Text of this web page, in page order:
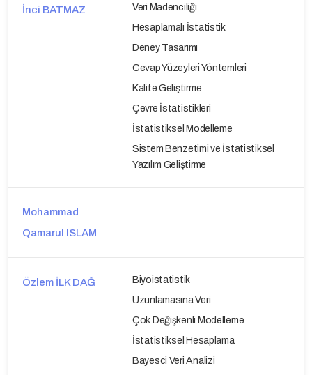
İnci BATMAZ
Veri Madenciliği
Hesaplamalı İstatistik
Deney Tasarımı
Cevap Yüzeyleri Yöntemleri
Kalite Geliştirme
Çevre İstatistikleri
İstatistiksel Modelleme
Sistem Benzetimi ve İstatistiksel
Yazılım Geliştirme
Mohammad
Qamarul ISLAM
Özlem İLK DAĞ
Biyoistatistik
Uzunlamasına Veri
Çok Değişkenli Modelleme
İstatistiksel Hesaplama
Bayesci Veri Analizi